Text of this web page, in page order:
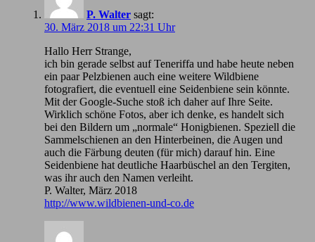
P. Walter sagt:
30. März 2018 um 22:31 Uhr
Hallo Herr Strange,
ich bin gerade selbst auf Teneriffa und habe heute neben
ein paar Pelzbienen auch eine weitere Wildbiene
fotografiert, die eventuell eine Seidenbiene sein könnte.
Mit der Google-Suche stoß ich daher auf Ihre Seite.
Wirklich schöne Fotos, aber ich denke, es handelt sich
bei den Bildern um „normale“ Honigbienen. Speziell die
Sammelschienen an den Hinterbeinen, die Augen und
auch die Färbung deuten (für mich) darauf hin. Eine
Seidenbiene hat deutliche Haarbüschel an den Tergiten,
was ihr auch den Namen verleiht.
P. Walter, März 2018
http://www.wildbienen-und-co.de